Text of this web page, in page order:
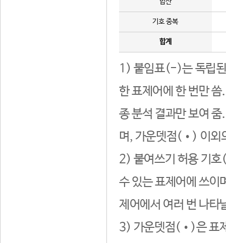
기호 중복
합계
1) 붙임표(-)는 독립된
한 표제어에 한 번만
종 분석 결과만 보여
며, 가운뎃점(•) 이외
2) 붙여쓰기 허용 기호
수 있는 표제어에 쓰이
제어에서 여러 번 나타
3) 가운뎃점(•)은 표